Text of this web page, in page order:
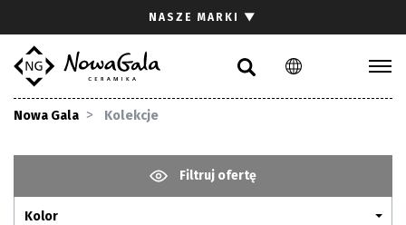
PL EN
NASZE MARKI ▼
Nowa Gala Kolekcje
Filtruj ofertę
Kolor
Gdzie kupić
Pliki do pobrania